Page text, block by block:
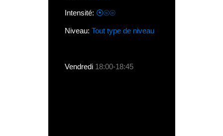
Intensité: ⦿⦾⦾
Niveau: Tout type de niveau
Vendredi18:00-18:45